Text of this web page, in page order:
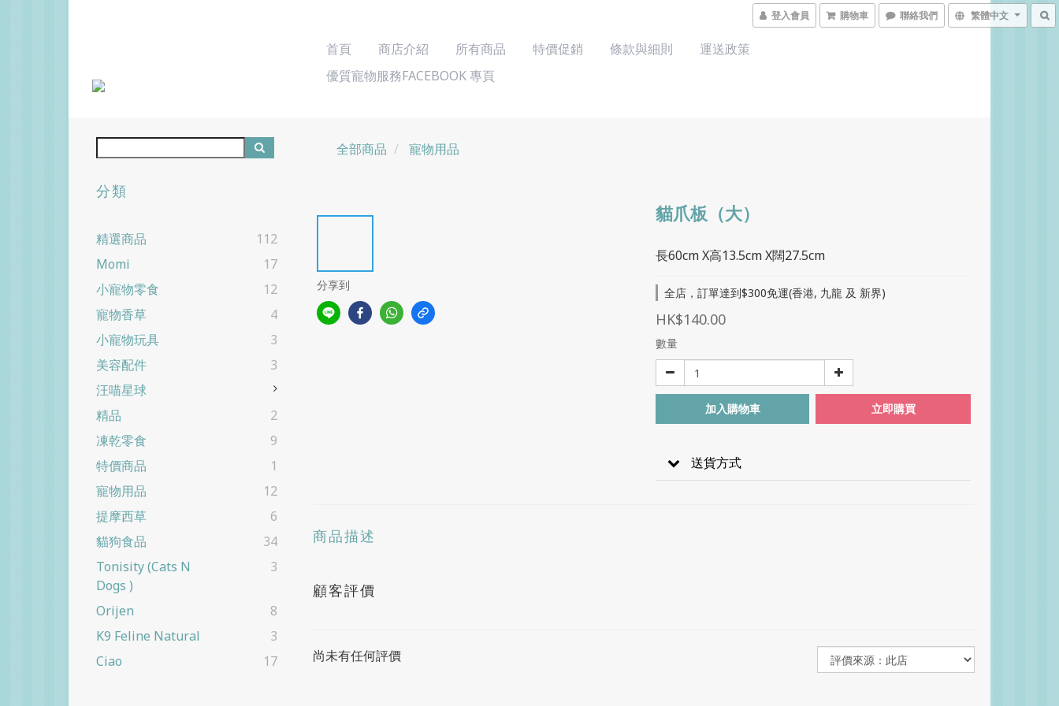
登入會員 購物車 聯絡我們 繁體中文
首頁 商店介紹 所有商品 特價促銷 條款與細則
運送政策
優質寵物服務FACEBOOK 專頁
分類
精選商品
112
Momi
17
小寵物零食
12
寵物香草
4
小寵物玩具
3
美容配件
3
汪喵星球
精品
2
凍乾零食
9
特價商品
1
寵物用品
12
提摩西草
6
貓狗食品
34
Tonisity (cats N
Dogs )
3
Orijen
8
K9 Feline Natural
3
Ciao
17
全部商品 寵物用品
分享到
貓爪板（大）
長60cm X高13.5cm X闊27.5cm
全店，訂單達到$300免運(香港, 九龍 及 新界)
HK$140.00
數量
加入購物車 立即購買
送貨方式
商品描述
顧客評價
尚未有任何評價